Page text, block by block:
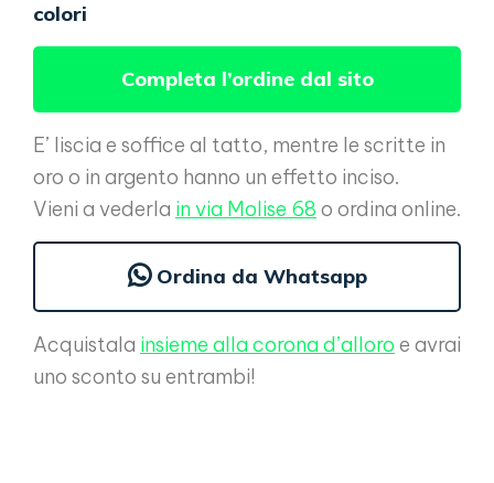
colori
Completa l’ordine dal sito
E’ liscia e soffice al tatto, mentre le scritte in
oro o in argento hanno un effetto inciso.
Vieni a vederla in via Molise 68 o ordina online.
Ordina da Whatsapp
Acquistala insieme alla corona d’alloro e avrai
uno sconto su entrambi!